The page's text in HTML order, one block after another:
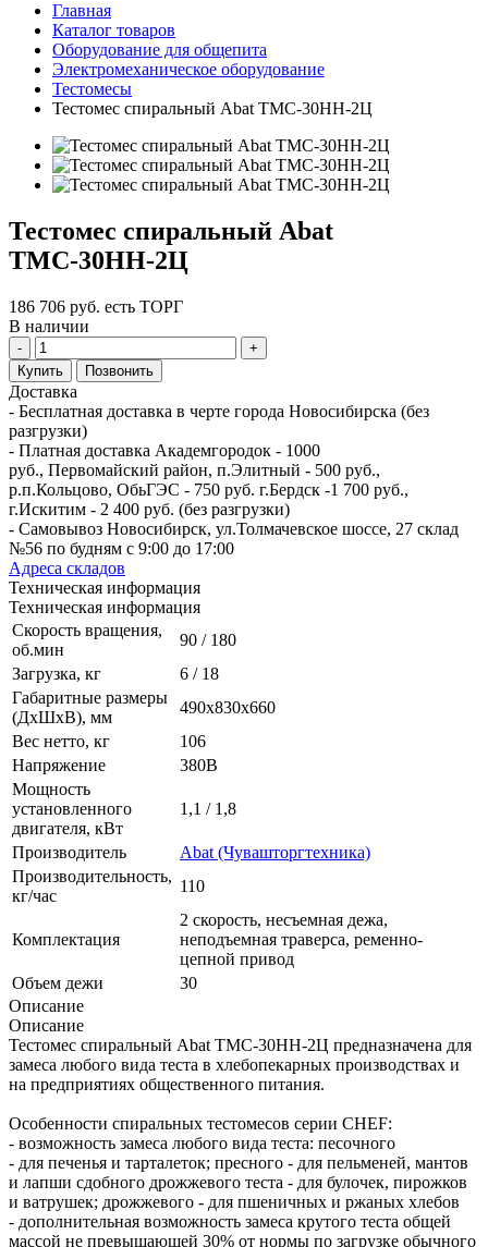
Главная
Каталог товаров
Оборудование для общепита
Электромеханическое оборудование
Тестомесы
Тестомес спиральный Abat ТМС-30НН-2Ц
Тестомес спиральный Abat
ТМС-30НН-2Ц
186 706 руб. есть ТОРГ
В наличии
-
+
Купить
Позвонить
Доставка
- Бесплатная доставка в черте города Новосибирска (без
разгрузки)
- Платная доставка Академгородок - 1000
руб., Первомайский район, п.Элитный - 500 руб.,
р.п.Кольцово, ОбьГЭС - 750 руб. г.Бердск -1 700 руб.,
г.Искитим - 2 400 руб. (без разгрузки)
- Самовывоз Новосибирск, ул.Толмачевское шоссе, 27 склад
№56 по будням с 9:00 до 17:00
Адреса складов
Техническая информация
Техническая информация
Скорость вращения,
об.мин
90 / 180
Загрузка, кг
6 / 18
Габаритные размеры
(ДхШхВ), мм
490х830х660
Вес нетто, кг
106
Напряжение
380В
Мощность
установленного
двигателя, кВт
1,1 / 1,8
Производитель
Abat (Чувашторгтехника)
Производительность,
кг/час
110
Комплектация
2 скорость, несъемная дежа,
неподъемная траверса, ременно-
цепной привод
Объем дежи
30
Описание
Описание
Тестомес спиральный Abat ТМС-30НН-2Ц предназначена для
замеса любого вида теста в хлебопекарных производствах и
на предприятиях общественного питания.
Особенности спиральных тестомесов серии CHEF:
- возможность замеса любого вида теста: песочного
- для печенья и тарталеток; пресного - для пельменей, мантов
и лапши сдобного дрожжевого теста - для булочек, пирожков
и ватрушек; дрожжевого - для пшеничных и ржаных хлебов
- дополнительная возможность замеса крутого теста общей
массой не превышающей 30% от нормы по загрузке обычного